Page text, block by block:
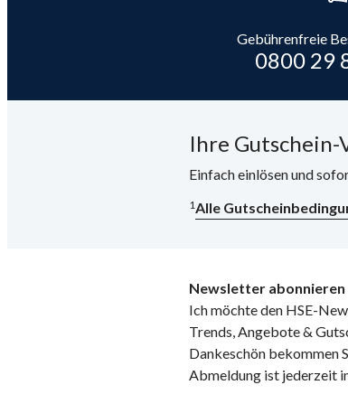
Gebührenfreie
0800 29
Ihre
Einfach einlösen und
1Alle
Newsletter abonnieren
Ich möchte den HSE-
Trends, Angebote &
Dankeschön bekommen
Abmeldung ist jederzeit